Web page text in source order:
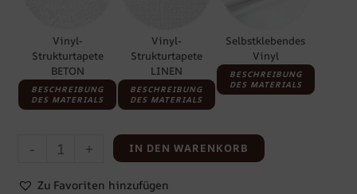
Vinyl-
Strukturtapete
BETON
BESCHREIBUNG
DES MATERIALS
Vinyl-
Strukturtapete
LINEN
BESCHREIBUNG
DES MATERIALS
Selbstklebendes
Vinyl
BESCHREIBUNG
DES MATERIALS
- + IN DEN WARENKORB
Zu Favoriten hinzufügen